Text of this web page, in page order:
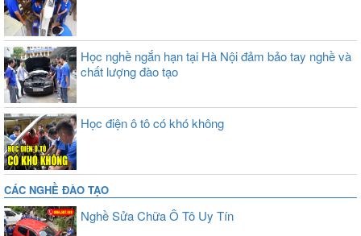
Học nghề ngắn hạn tại Hà Nội đảm bảo tay nghề và
chất lượng đào tạo
Học điện ô tô có khó không
CÁC NGHỀ ĐÀO TẠO
Nghề Sửa Chữa Ô Tô Uy Tín